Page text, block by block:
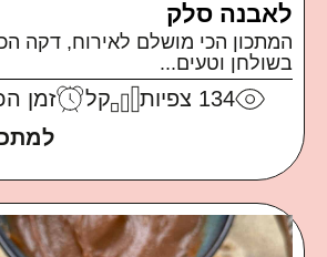
לאבנה סלק
המתכון הכי מושלם לאירוח, דקה
בשולחן וטעים...
134 צפיות קל
זמן